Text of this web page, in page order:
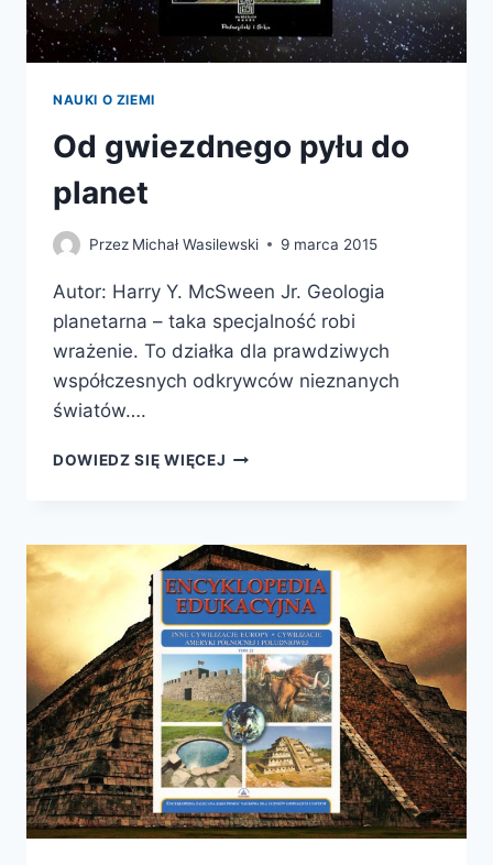
NAUKI O ZIEMI
Od gwiezdnego pyłu do
planet
Przez Michał Wasilewski 9 marca 2015
Autor: Harry Y. McSween Jr. Geologia
planetarna – taka specjalność robi
wrażenie. To działka dla prawdziwych
współczesnych odkrywców nieznanych
światów….
DOWIEDZ SIĘ WIĘCEJ OD
PLANET